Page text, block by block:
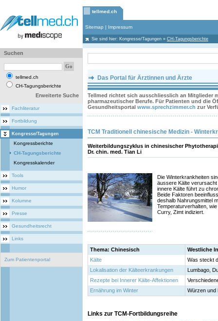
tellmed.ch
Sitemap | Impressum
Sie sind hier: Kongresse/Tagungen » CH-Tagungsberichte
Suchen
tellmed.ch
CH-Tagungsberichte
Erweiterte Suche
Fachliteratur
Fortbildung
Kongresse/Tagungen
Kongressberichte
CH-Tagungsberichte
Kongresskalender
Tools
Humor
Kolumne
Presse
Gesundheitsrecht
Links
Zum Patientenportal
Das Portal für Ärztinnen und Ärzte
Tellmed richtet sich ausschliesslich an Mitglieder
pharmazeutischer Berufe. Für Patienten und die
Gesundheitsportal www.sprechzimmer.ch zur
TCM Traditionell chinesische Medizin -
Weiterbildungszyklus in chinesischer
Dr. chin. med. Tian Li
Die Winterkrankheiten
äussere Kälte
innere Kälte führt zu
Beide Faktoren
deshalb Nahrungsmittel
Temperaturverhalten,
Curry, Zimt indiziert.
Thema: Chinesisch
Westliche
Kälte
Was steckt
Lokalisation der Kälteerkrankungen
Lumbago,
Rezepte bei Innerer Kälte-Affektionen
Ernährung im Winter
Würzen und
Links zur TCM-Fortbildungsreihe